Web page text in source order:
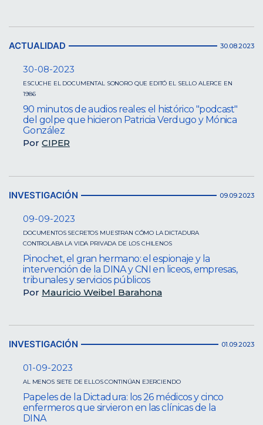
ACTUALIDAD 30.08.2023
30-08-2023
ESCUCHE EL DOCUMENTAL SONORO QUE EDITÓ EL SELLO ALERCE EN
1986
90 minutos de audios reales: el histórico "podcast"
del golpe que hicieron Patricia Verdugo y Mónica
González
Por CIPER
INVESTIGACIÓN 09.09.2023
09-09-2023
DOCUMENTOS SECRETOS MUESTRAN CÓMO LA DICTADURA
CONTROLABA LA VIDA PRIVADA DE LOS CHILENOS
Pinochet, el gran hermano: el espionaje y la
intervención de la DINA y CNI en liceos, empresas,
tribunales y servicios públicos
Por Mauricio Weibel Barahona
INVESTIGACIÓN 01.09.2023
01-09-2023
AL MENOS SIETE DE ELLOS CONTINÚAN EJERCIENDO
Papeles de la Dictadura: los 26 médicos y cinco
enfermeros que sirvieron en las clínicas de la
DINA